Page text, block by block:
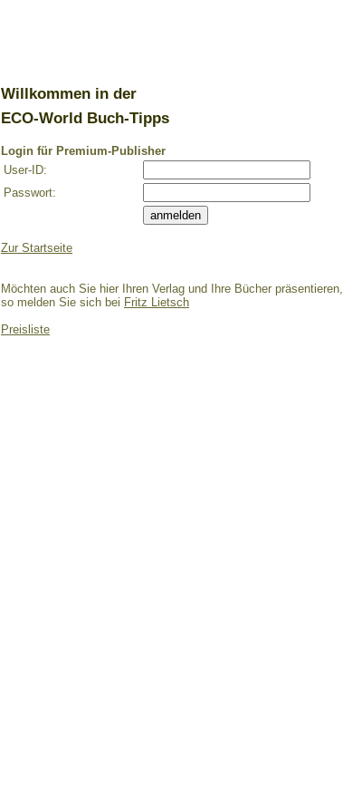
Willkommen in der
ECO-World Buch-Tipps
Login für Premium-Publisher
User-ID:
Passwort:
Zur Startseite
Möchten auch Sie hier Ihren Verlag und Ihre Bücher präsentieren,
so melden Sie sich bei Fritz Lietsch
Preisliste